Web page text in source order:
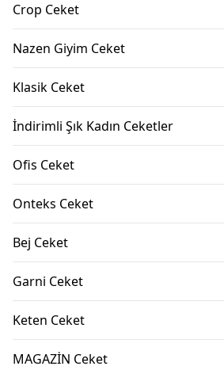
Crop Ceket
Nazen Giyim Ceket
Klasik Ceket
İndirimli Şık Kadın Ceketler
Ofis Ceket
Onteks Ceket
Bej Ceket
Garni Ceket
Keten Ceket
MAGAZİN Ceket